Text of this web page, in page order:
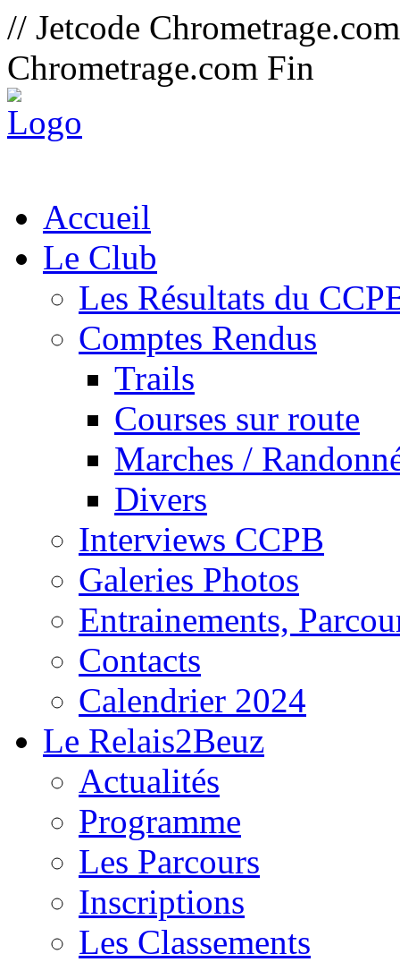
// Jetcode
Chrometrage.com Fin
Accueil
Le Club
Les Résultats du
Comptes Rendus
Trails
Courses sur route
Marches /
Divers
Interviews CCPB
Galeries Photos
Entrainements,
Contacts
Calendrier 2024
Le Relais2Beuz
Actualités
Programme
Les Parcours
Inscriptions
Les Classements